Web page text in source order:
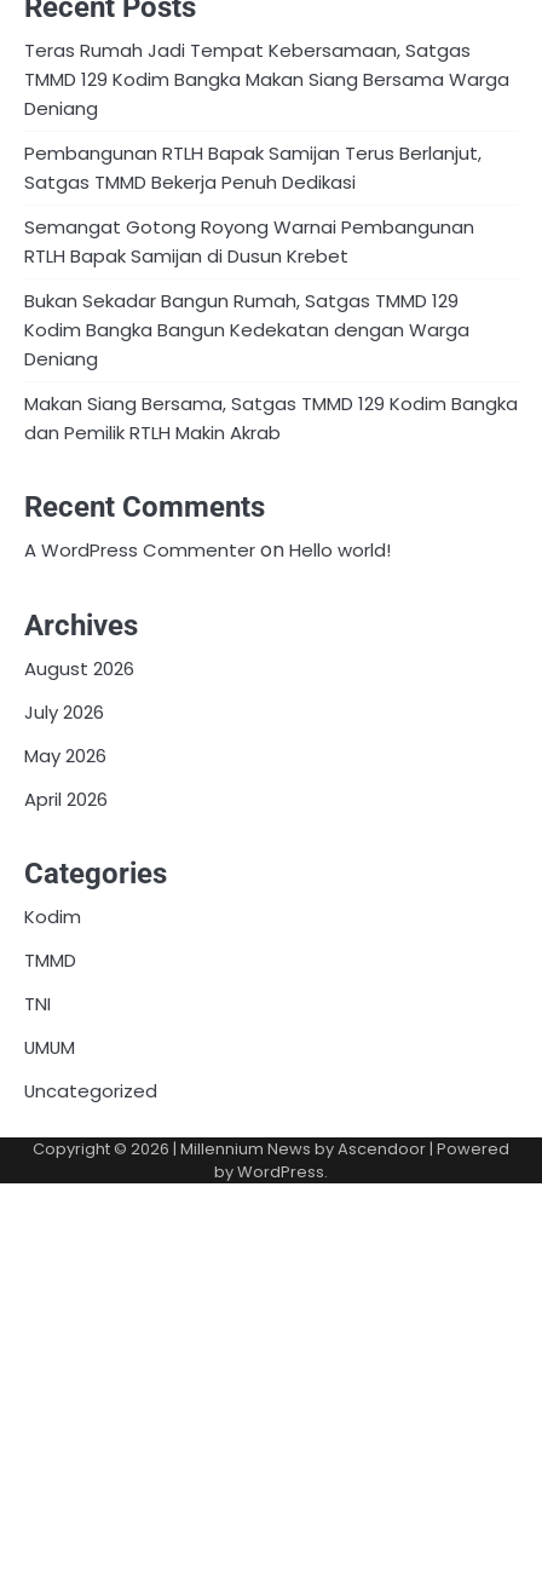
Recent Posts
Teras Rumah Jadi Tempat Kebersamaan, Satgas
TMMD 129 Kodim Bangka Makan Siang Bersama Warga
Deniang
Pembangunan RTLH Bapak Samijan Terus Berlanjut,
Satgas TMMD Bekerja Penuh Dedikasi
Semangat Gotong Royong Warnai Pembangunan
RTLH Bapak Samijan di Dusun Krebet
Bukan Sekadar Bangun Rumah, Satgas TMMD 129
Kodim Bangka Bangun Kedekatan dengan Warga
Deniang
Makan Siang Bersama, Satgas TMMD 129 Kodim Bangka
dan Pemilik RTLH Makin Akrab
Recent Comments
A WordPress CommenteronHello world!
Archives
August 2026
July 2026
May 2026
April 2026
Categories
Kodim
TMMD
TNI
UMUM
Uncategorized
Copyright © 2026 | Millennium News byAscendoor | Powered
byWordPress.